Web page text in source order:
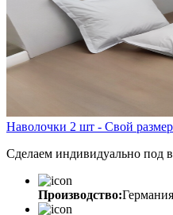
Наволочки 2 шт - Свой
Сделаем индивидуально под
Производство: